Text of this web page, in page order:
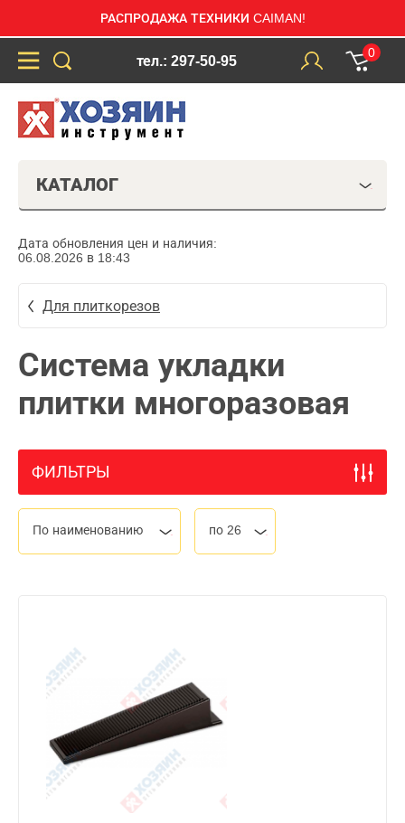
РАСПРОДАЖА ТЕХНИКИ CAIMAN!
тел.: 297-50-95
0
КАТАЛОГ
Дата обновления цен и наличия:
06.08.2026 в 18:43
Для плиткорезов
Система укладки
плитки многоразовая
ФИЛЬТРЫ
По наименованию по 26